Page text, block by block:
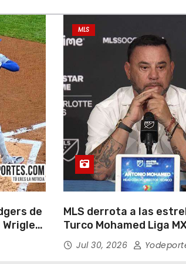
de
MLS
MLS derrota a las
Turco Mohamed Liga
Jul 30, 2026